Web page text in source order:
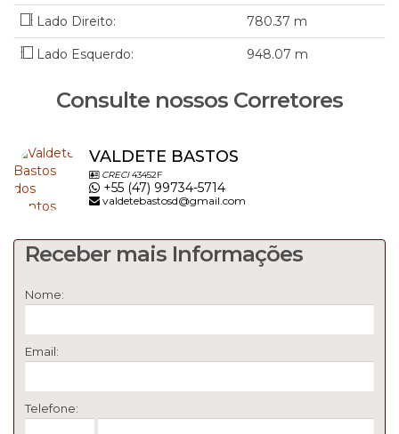
Lado Direito: 780.37 m
Lado Esquerdo: 948.07 m
Consulte nossos Corretores
VALDETE BASTOS
CRECI43452F
+55 (47) 99734-5714
valdetebastosd@gmail.com
Receber mais Informações
Nome:
Email:
Telefone: